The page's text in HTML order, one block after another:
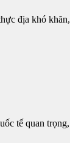
địa khó
tế quan